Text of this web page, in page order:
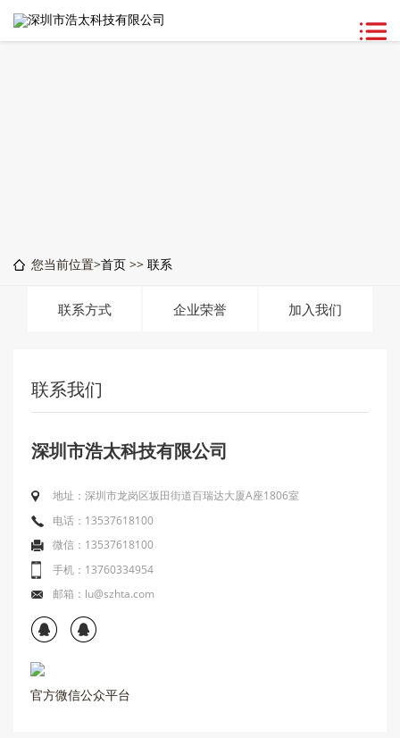
您当前位置>首页 >> 联系
联系方式 企业荣誉 加入我们
联系我们
深圳市浩太科技有限公司
地址：深圳市龙岗区坂田街道百瑞达大厦A座1806室
电话：13537618100
微信：13537618100
手机：13760334954
邮箱：lu@szhta.com
官方微信公众平台